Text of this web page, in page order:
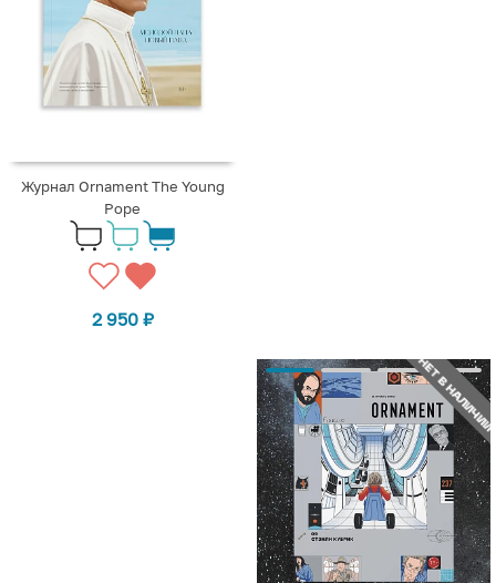
Журнал Ornament The Young
Pope
2 950 ₽
НЕТ В НАЛИЧИИ